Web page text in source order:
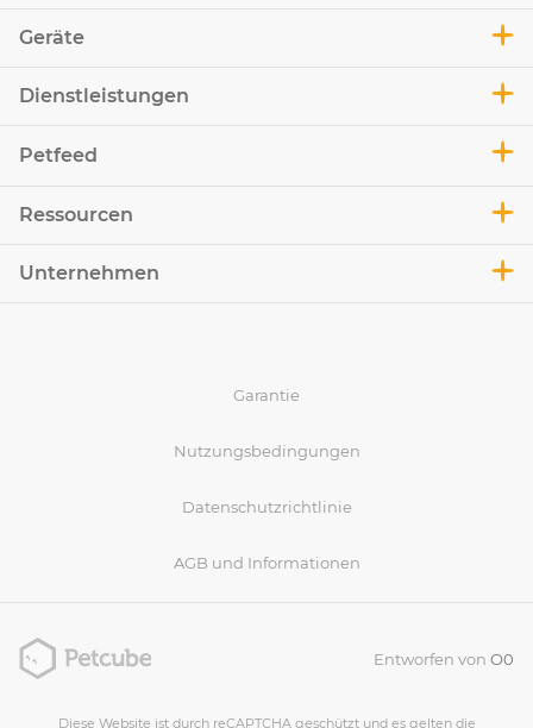
Geräte
Dienstleistungen
Petfeed
Ressourcen
Unternehmen
Garantie
Nutzungsbedingungen
Datenschutzrichtlinie
AGB und Informationen
Entworfen von O0
Diese Website ist durch reCAPTCHA geschützt und es gelten die